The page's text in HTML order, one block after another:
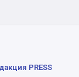
PRESS